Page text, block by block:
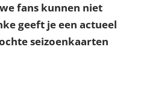
fans kunnen niet
geeft je een actueel
seizoenkaarten